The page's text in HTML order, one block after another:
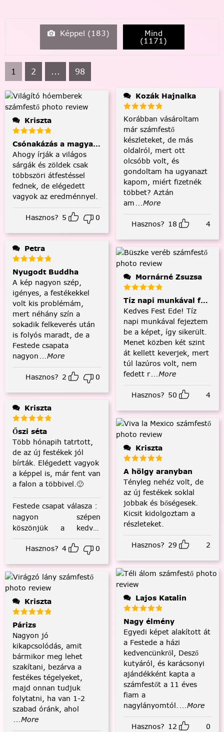
Képpel (183) Mind
(1171)
1 2 ... 98
Kriszta
Csónakázás a magyar tengeren
Ahogy írják a világos
sárgák és zöldek csak
többszöri átfestéssel
fednek, de elégedett
vagyok az eredménnyel.
Hasznos? 5 0
Petra
Nyugodt Buddha
A kép nagyon szép,
igényes, a festékekkel
volt kis problémám,
mert néhány szín a
sokadik felkeverés után
is folyós maradt, de a
Festede csapata
nagyon ...More
Hasznos? 2 0
Kriszta
Őszi séta
Több hónapih tatrtott,
de az új festékek jól
bírták. Elégedett vagyok
a képpel is, már fent van
a falon a többivel.🙂
Festede csapat válasza :
nagyon szépen
köszönjük a kedves
visszajelzést! :)
Hasznos? 4 0
Kriszta
Párizs
Nagyon jó
kikapcsolódás, amit
bármikor meg lehet
szakítani, bezárva a
festékes tégelyeket,
majd onnan tudjuk
folytatni, ha van 1-2
szabad óránk, ahol
...More
Kozák Hajnalka
Korábban vásároltam
már számfestő
készleteket, de más
oldalról, mert ott
olcsóbb volt, és
gondoltam ha ugyanazt
kapom, miért fizetnék
többet? Aztán
am ...More
Hasznos? 18 4
Mornárné Zsuzsa
Tíz napi munkával
Kedves Fest Ede! Tíz
napi munkával fejeztem
be a képet, így sikerült.
Menet közben két szint
át kellett keverjek, mert
túl lazúros volt, nem
fedett r...More
Hasznos? 50 4
Kriszta
A hölgy aranyban
Tényleg nehéz volt, de
az új festékek soklal
jobbak és bőségesek.
Kicsit kidolgoztam a
részleteket.
Hasznos? 29 2
Lajos Katalin
Nagy élmény
Egyedi képet alakított át
a Festede a házi
kedvencünkről, Desző
kutyáról, és karácsonyi
ajándékként kapta a
számfestőt a 11 éves
fiam a
nagylányomtól. ...More
Hasznos? 12 0